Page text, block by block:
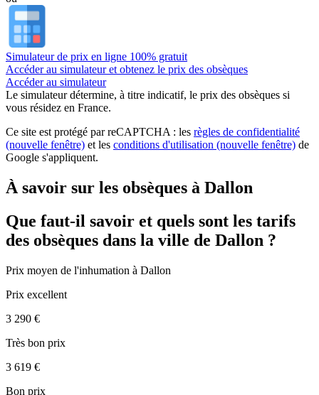
Simulateur de prix en ligne 100% gratuit
Accéder au simulateur et obtenez le prix des obsèques
Accéder au simulateur
Le simulateurdétermine, à titre indicatif, le prix des obsèques si
vous résidez en France.
Ce site est protégé par reCAPTCHA : les règles de confidentialité
(nouvelle fenêtre) et les conditions d'utilisation (nouvelle fenêtre) de
Google s'appliquent.
À savoir sur les obsèques à Dallon
Que faut-il savoir et quels sont les tarifs
des obsèques dans la ville de Dallon ?
Prix moyen de l'inhumation à Dallon
Prix excellent
3 290 €
Très bon prix
3 619 €
Bon prix